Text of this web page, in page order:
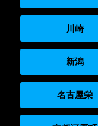
川崎
新潟
名古屋栄